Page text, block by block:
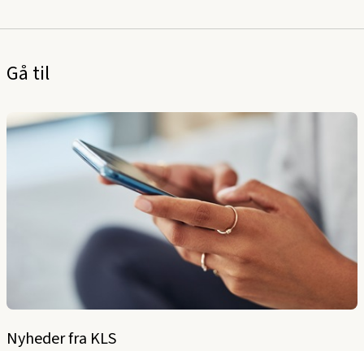
Gå til
Nyheder fra KLS